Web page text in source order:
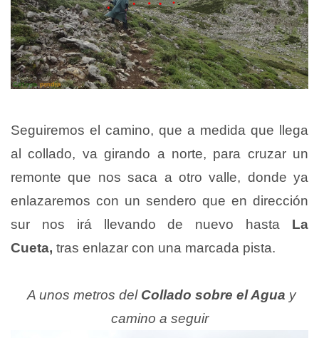
Seguiremos el camino, que a medida que llega
al collado, va girando a norte, para cruzar un
remonte que nos saca a otro valle, donde ya
enlazaremos con un sendero que en dirección
sur nos irá llevando de nuevo hasta La
Cueta, tras enlazar con una marcada pista.
A unos metros del Collado sobre el Agua y
camino a seguir